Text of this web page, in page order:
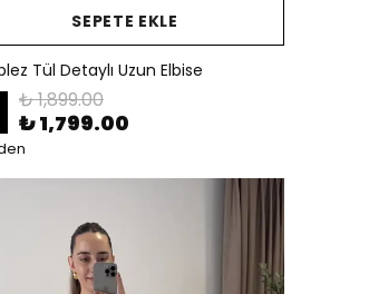
SEPETE EKLE
Tül Detaylı Uzun Elbise
₺ 1,899.00
₺ 1,799.00